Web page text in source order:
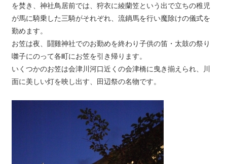
を焚き、神社鳥居前では、狩衣に綾蘭笠という出で立ちの稚児
が馬に騎乗した三騎がそれぞれ、流鏑馬を行い魔除けの儀式を
勤めます。
お笠は夜、鬪雞神社でのお勤めを終わり子供の笛・太鼓の祭り
囃子にのって各町にお笠を引き帰ります。
いくつかのお笠は会津川河口近くの会津橋に曳き揃えられ、川
面に美しい灯を映し出す、田辺祭の名物です。